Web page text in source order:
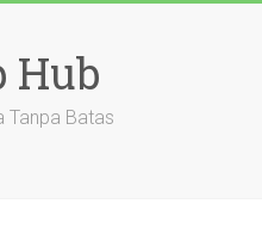
Hub
Tanpa Batas